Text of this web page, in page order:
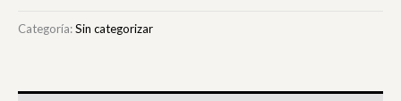
Categoría:Sin categorizar